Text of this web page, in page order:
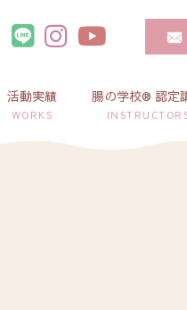
活動実績
WORKS
腸の学校® 認定